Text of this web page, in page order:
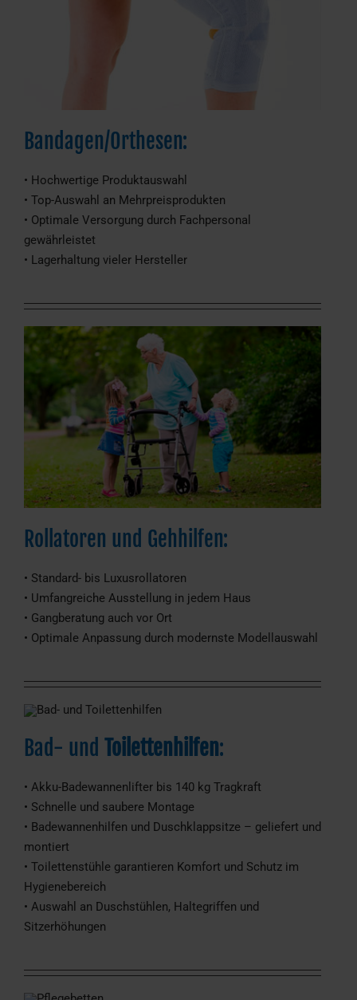
Bandagen/Orthesen:
• Hochwertige Produktauswahl
• Top-Auswahl an Mehrpreisprodukten
• Optimale Versorgung durch Fachpersonal
gewährleistet
• Lagerhaltung vieler Hersteller
Rollatoren und Gehhilfen:
• Standard- bis Luxusrollatoren
• Umfangreiche Ausstellung in jedem Haus
• Gangberatung auch vor Ort
• Optimale Anpassung durch modernste Modellauswahl
Bad- und Toilettenhilfen:
• Akku-Badewannenlifter bis 140 kg Tragkraft
• Schnelle und saubere Montage
• Badewannenhilfen und Duschklappsitze – geliefert und
montiert
• Toilettenstühle garantieren Komfort und Schutz im
Hygienebereich
• Auswahl an Duschstühlen, Haltegriffen und
Sitzerhöhungen